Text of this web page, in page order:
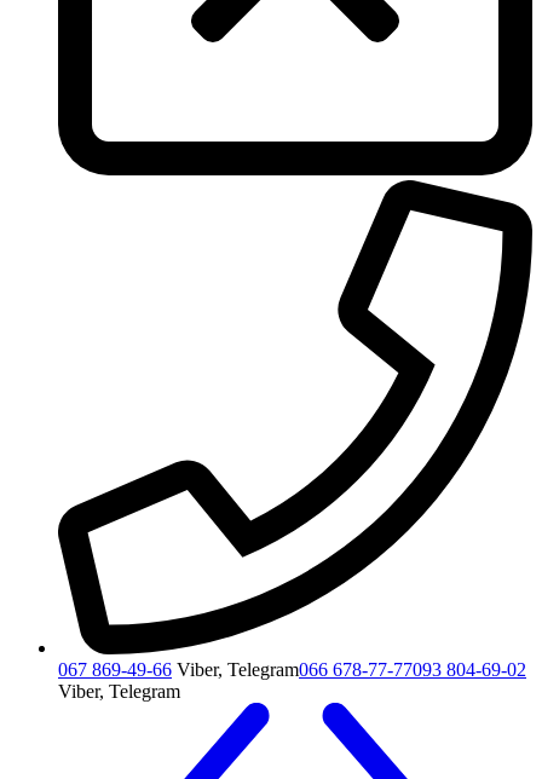
067 869-49-66 Viber, Telegram066 678-77-77093 804-69-02
Viber, Telegram